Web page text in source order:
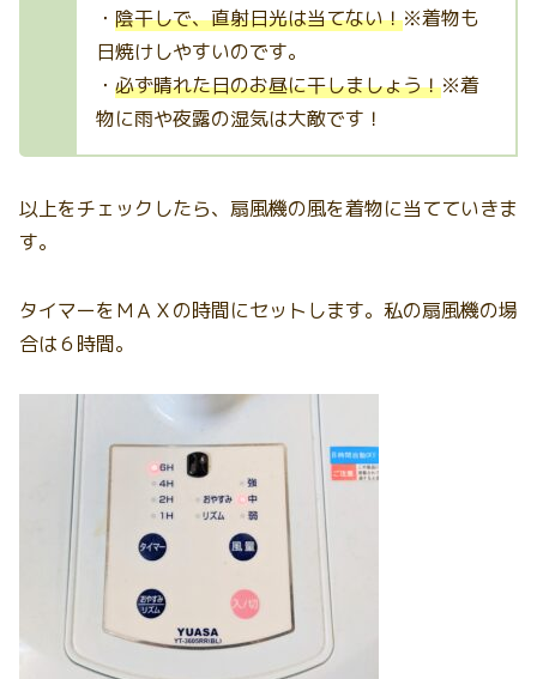
・ 陰干しで、直射日光は当てない！※着物も
日焼けしやすいのです。
・ 必ず晴れた日のお昼に干しましょう！※着
物に雨や夜露の湿気は大敵です！
以上をチェックしたら、扇風機の風を着物に当てていきま
す。
タイマーをＭＡＸの時間にセットします。私の扇風機の場
合は６時間。